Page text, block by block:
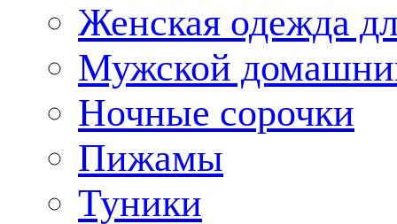
Женская одежда
Мужской
Ночные сорочки
Пижамы
Туники